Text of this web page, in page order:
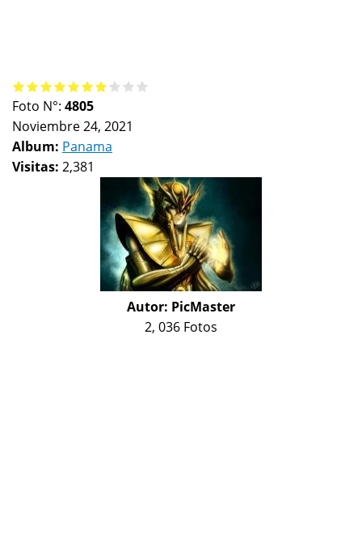
Foto N°: 4805
Noviembre 24, 2021
Album: Panama
Visitas: 2,381
Autor: PicMaster
2, 036 Fotos